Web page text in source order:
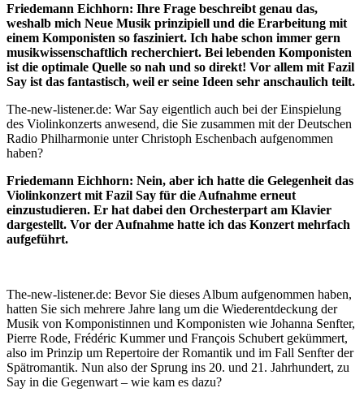
Friedemann Eichhorn: Ihre Frage beschreibt genau das,
weshalb mich Neue Musik prinzipiell und die Erarbeitung mit
einem Komponisten so fasziniert. Ich habe schon immer gern
musikwissenschaftlich recherchiert. Bei lebenden Komponisten
ist die optimale Quelle so nah und so direkt! Vor allem mit Fazil
Say ist das fantastisch, weil er seine Ideen sehr anschaulich teilt.
The-new-listener.de: War Say eigentlich auch bei der Einspielung
des Violinkonzerts anwesend, die Sie zusammen mit der Deutschen
Radio Philharmonie unter Christoph Eschenbach aufgenommen
haben?
Friedemann Eichhorn: Nein, aber ich hatte die Gelegenheit das
Violinkonzert mit Fazil Say für die Aufnahme erneut
einzustudieren. Er hat dabei den Orchesterpart am Klavier
dargestellt. Vor der Aufnahme hatte ich das Konzert mehrfach
aufgeführt.
The-new-listener.de: Bevor Sie dieses Album aufgenommen haben,
hatten Sie sich mehrere Jahre lang um die Wiederentdeckung der
Musik von Komponistinnen und Komponisten wie Johanna Senfter,
Pierre Rode, Frédéric Kummer und François Schubert gekümmert,
also im Prinzip um Repertoire der Romantik und im Fall Senfter der
Spätromantik. Nun also der Sprung ins 20. und 21. Jahrhundert, zu
Say in die Gegenwart – wie kam es dazu?